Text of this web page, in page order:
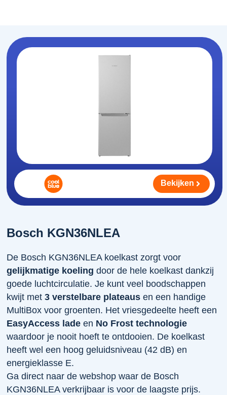
Bosch KGN36NLEA
De Bosch KGN36NLEA koelkast zorgt voor
gelijkmatige koeling door de hele koelkast dankzij
goede luchtcirculatie. Je kunt veel boodschappen
kwijt met3 verstelbare plateaus en een handige
MultiBox voor groenten. Het vriesgedeelte heeft een
EasyAccess lade en No Frost technologie
waardoor je nooit hoeft te ontdooien. De koelkast
heeft wel een hoog geluidsniveau (42 dB) en
energieklasse E.
Ga direct naar de webshop waar de Bosch
KGN36NLEA verkrijbaar is voor de laagste prijs.
Bekijken